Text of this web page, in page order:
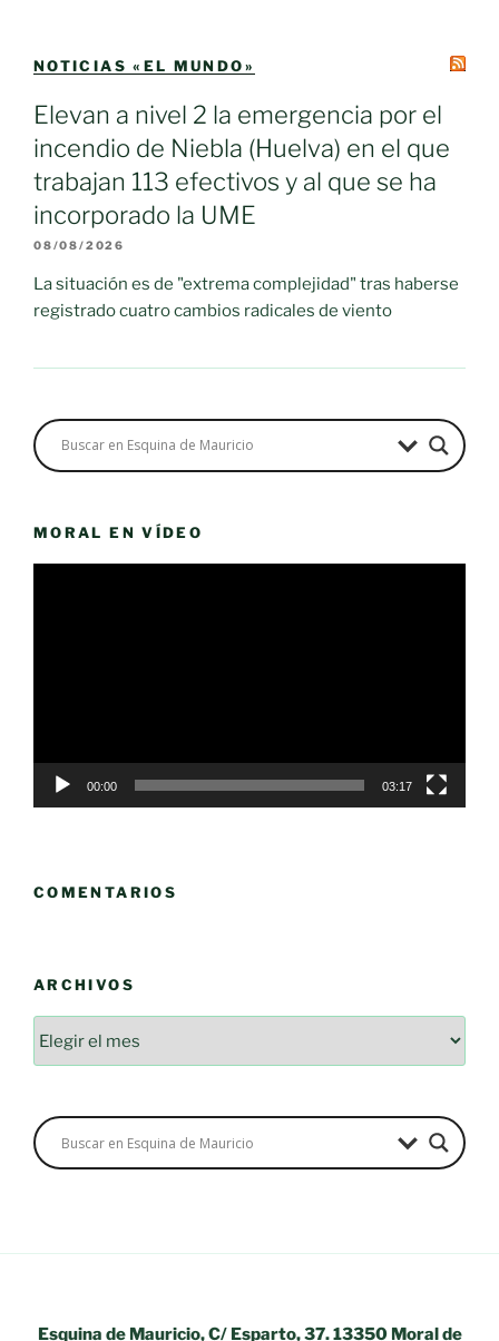
NOTICIAS «EL MUNDO»
Elevan a nivel 2 la emergencia por el
incendio de Niebla (Huelva) en el que
trabajan 113 efectivos y al que se ha
incorporado la UME
08/08/2026
La situación es de "extrema complejidad" tras haberse
registrado cuatro cambios radicales de viento
MORAL EN VÍDEO
00:00 03:17
COMENTARIOS
ARCHIVOS
Esquina de Mauricio, C/ Esparto, 37. 13350 Moral de